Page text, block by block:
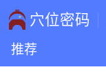
穴位密码
推荐